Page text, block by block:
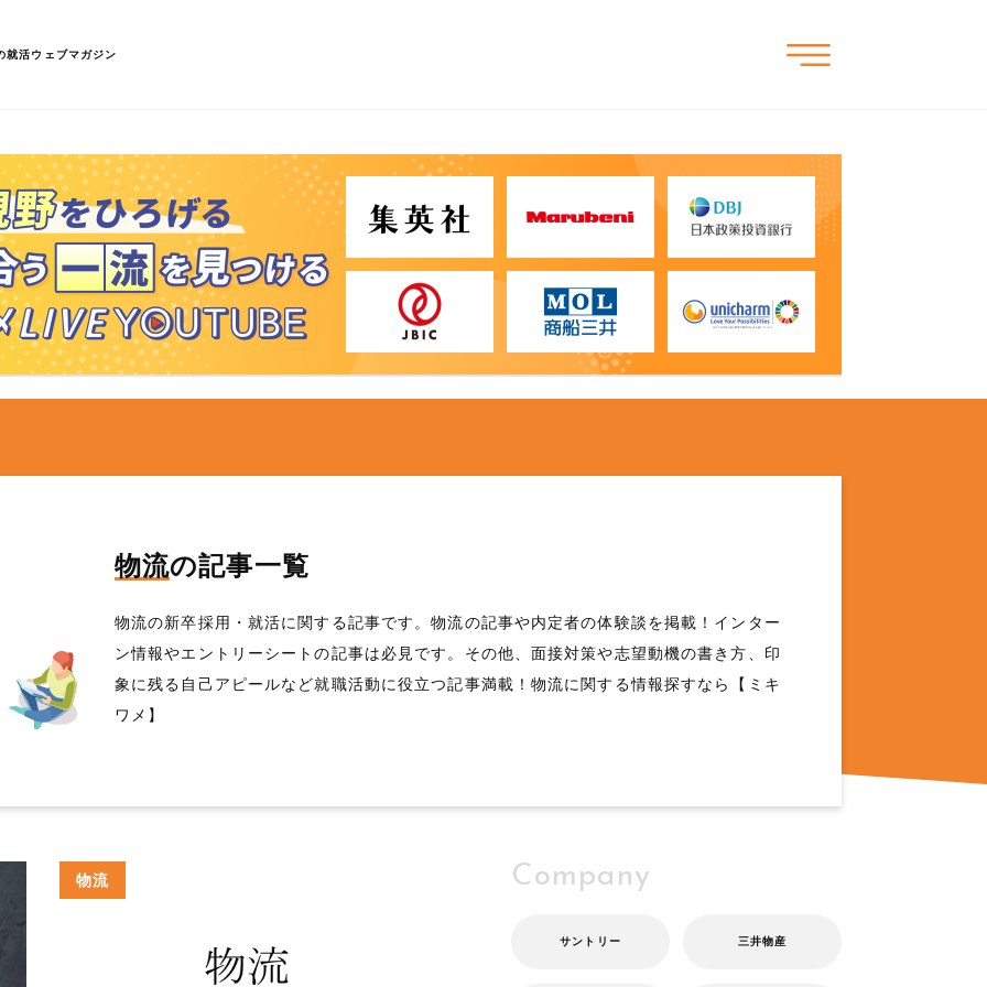
就活ウェブマガジン
物流の記事一覧
物流の新卒採用・就活に関する記事です。物流の記事や内定者の体験談を掲載！インター
ン情報やエントリーシートの記事は必見です。その他、面接対策や志望動機の書き方、印
象に残る自己アピールなど就職活動に役立つ記事満載！物流に関する情報探すなら【ミキ
ワメ】
物流 Company
サントリー 三井物産